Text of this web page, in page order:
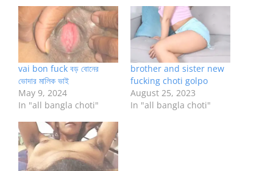
vai bon fuck বড় বোনের
ভোদার মালিক ভাই
May 9, 2024
In "all bangla choti"
brother and sister new
fucking choti golpo
August 25, 2023
In "all bangla choti"